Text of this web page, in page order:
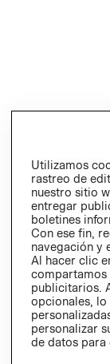
Colombia ($)
CAMBIAR
Utilizamos
rastreo de
nuestro sitio
entregar
boletines
Con ese fin,
navegación y
Al hacer clic
compartamos
publicitarios.
opcionales, lo
personalizar
de datos para